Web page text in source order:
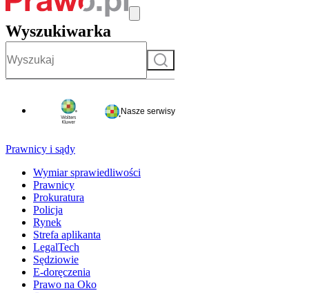
Wyszukiwarka
Szukaj
Nasze serwisy
Prawnicy i sądy
Wymiar sprawiedliwości
Prawnicy
Prokuratura
Policja
Rynek
Strefa aplikanta
LegalTech
Sędziowie
E-doręczenia
Prawo na Oko